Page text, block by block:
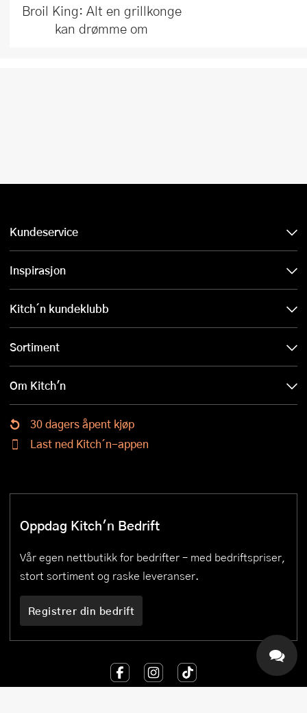
Broil King: Alt en grillkonge
kan drømme om
Kundeservice
Inspirasjon
Kitch´n kundeklubb
Sortiment
Om Kitch'n
30 dagers åpent kjøp
Last ned Kitch´n-appen
Oppdag Kitch'n Bedrift
Vår egen nettbutikk for bedrifter – med bedriftspriser,
stort sortiment og raske leveranser.
Registrer din bedrift